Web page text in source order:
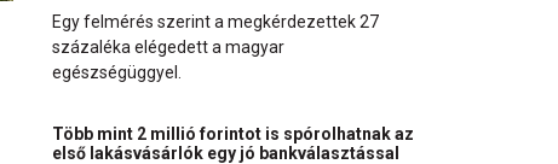
Egy felmérés szerint a megkérdezettek 27
százaléka elégedett a magyar
egészségüggyel.
Több mint 2 millió forintot is spórolhatnak az
első lakásvásárlók egy jó bankválasztással